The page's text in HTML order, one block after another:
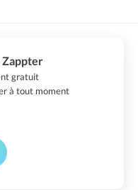
Zappter
gratuit
à tout moment